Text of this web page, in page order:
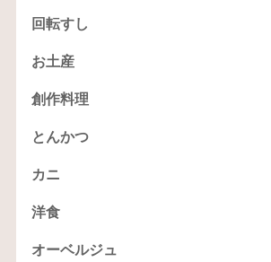
回転すし
お土産
創作料理
とんかつ
カニ
洋食
オーベルジュ